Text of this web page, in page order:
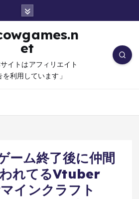
et
イトはアフィリエイト
を利用しています」
ーム終了後に仲間
れてるVtuber
インクラフト